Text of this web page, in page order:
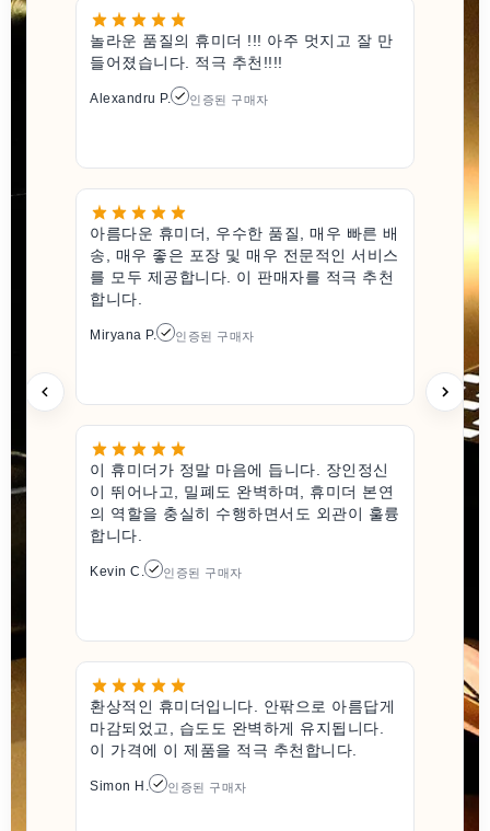
놀라운 품질의 휴미더 !!! 아주 멋지고 잘 만
들어졌습니다. 적극 추천!!!!
Alexandru P. 인증된 구매자
아름다운 휴미더, 우수한 품질, 매우 빠른 배
송, 매우 좋은 포장 및 매우 전문적인 서비스
를 모두 제공합니다. 이 판매자를 적극 추천
합니다.
Miryana P. 인증된 구매자
이 휴미더가 정말 마음에 듭니다. 장인정신
이 뛰어나고, 밀폐도 완벽하며, 휴미더 본연
의 역할을 충실히 수행하면서도 외관이 훌륭
합니다.
Kevin C. 인증된 구매자
환상적인 휴미더입니다. 안팎으로 아름답게
마감되었고, 습도도 완벽하게 유지됩니다.
이 가격에 이 제품을 적극 추천합니다.
Simon H. 인증된 구매자